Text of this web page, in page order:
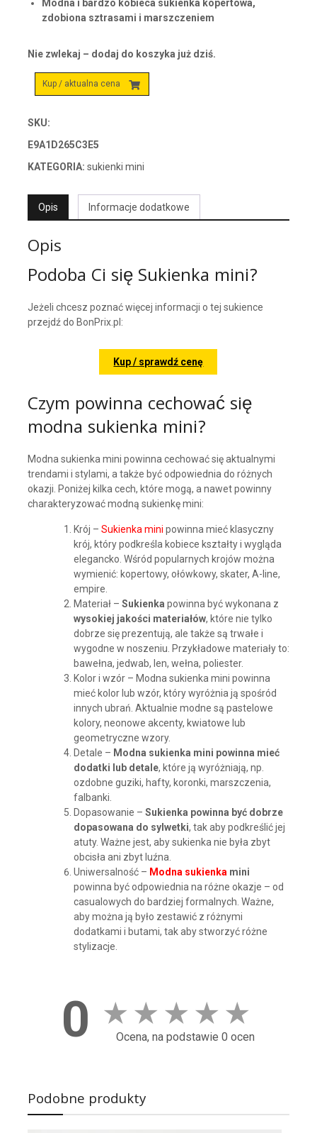
Modna i bardzo kobieca sukienka kopertowa,
zdobiona sztrasami i marszczeniem
Nie zwlekaj – dodaj do koszyka już dziś.
Kup / aktualna cena
SKU:
E9A1D265C3E5
KATEGORIA: sukienki mini
Opis Informacje dodatkowe
Opis
Podoba Ci się Sukienka mini?
Jeżeli chcesz poznać więcej informacji o tej sukience
przejdź do BonPrix.pl:
Kup / sprawdź cenę
Czym powinna cechować się
modna sukienka mini?
Modna sukienka mini powinna cechować się aktualnymi
trendami i stylami, a także być odpowiednia do różnych
okazji. Poniżej kilka cech, które mogą, a nawet powinny
charakteryzować modną sukienkę mini:
Krój – Sukienka mini powinna mieć klasyczny
krój, który podkreśla kobiece kształty i wygląda
elegancko. Wśród popularnych krojów można
wymienić: kopertowy, ołówkowy, skater, A-line,
empire.
Materiał – Sukienka powinna być wykonana z
wysokiej jakości materiałów, które nie tylko
dobrze się prezentują, ale także są trwałe i
wygodne w noszeniu. Przykładowe materiały to:
bawełna, jedwab, len, wełna, poliester.
Kolor i wzór – Modna sukienka mini powinna
mieć kolor lub wzór, który wyróżnia ją spośród
innych ubrań. Aktualnie modne są pastelowe
kolory, neonowe akcenty, kwiatowe lub
geometryczne wzory.
Detale – Modna sukienka mini powinna mieć
dodatki lub detale, które ją wyróżniają, np.
ozdobne guziki, hafty, koronki, marszczenia,
falbanki.
Dopasowanie – Sukienka powinna być dobrze
dopasowana do sylwetki, tak aby podkreślić jej
atuty. Ważne jest, aby sukienka nie była zbyt
obcisła ani zbyt luźna.
Uniwersalność – Modna sukienka mini
powinna być odpowiednia na różne okazje – od
casualowych do bardziej formalnych. Ważne,
aby można ją było zestawić z różnymi
dodatkami i butami, tak aby stworzyć różne
stylizacje.
0 ★ ★ ★ ★ ★
Ocena, na podstawie 0 ocen
Podobne produkty